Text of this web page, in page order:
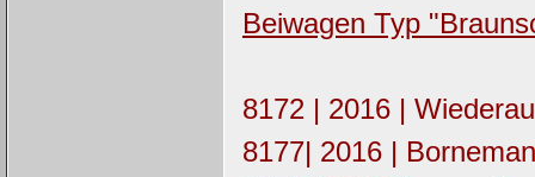
Beiwagen Typ
8172 | 2016 |
8177| 2016 |